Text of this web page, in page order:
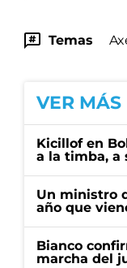
Temas
VER MÁS
Kicillof en
a la timba, a
Un ministro
año que
Bianco
marcha del